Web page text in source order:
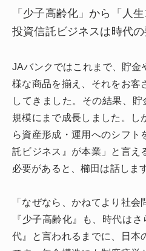
「少子高齢化」から「人生
投資信託ビジネスは時代の
JAバンクではこれまで、貯金
様な商品を揃え、それをお客
してきました。その結果、
規模にまで成長しました。し
ら資産形成・運用へのシフト
託ビジネス』が本業」と言え
必要があると、櫛田は話しま
「なぜなら、かねてより社
『少子高齢化』も、時代は
代』と言われるまでに、日本